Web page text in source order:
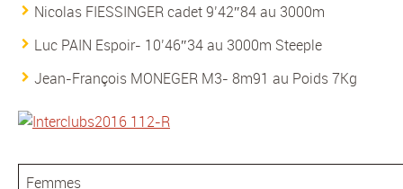
Nicolas FIESSINGER cadet 9’42″84 au 3000m
Luc PAIN Espoir- 10’46″34 au 3000m Steeple
Jean-François MONEGER M3- 8m91 au Poids 7Kg
Femmes